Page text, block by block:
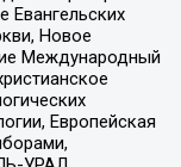
Евангельских
Новое
Международный
Европейская